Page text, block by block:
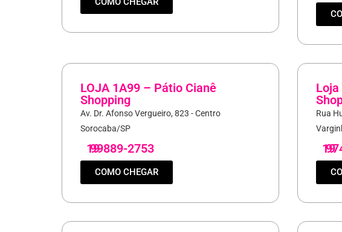
LOJA 1A99 – Pátio Cianê
Shopping
Av. Dr. Afonso Vergueiro, 823 - Centro
Sorocaba/SP
19
99889-2753
COMO CHEGAR
Loja
Rua
19